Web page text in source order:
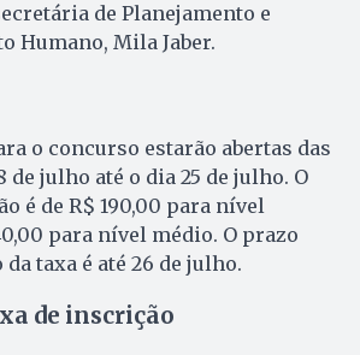
de Planejamento e
Humano, Mila Jaber.
o concurso estarão abertas das
de julho até o dia 25 de julho. O
é de R$ 190,00 para nível
para nível médio. O prazo
taxa é até 26 de julho.
de inscrição